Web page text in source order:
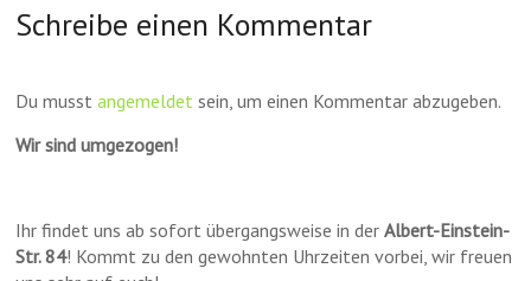
Schreibe einen Kommentar
Du musstangemeldet sein, um einen Kommentar abzugeben.
Wir sind umgezogen!
Ihr findet uns ab sofort übergangsweise in derAlbert-Einstein-
Str. 84! Kommt zu den gewohnten Uhrzeiten vorbei, wir freuen